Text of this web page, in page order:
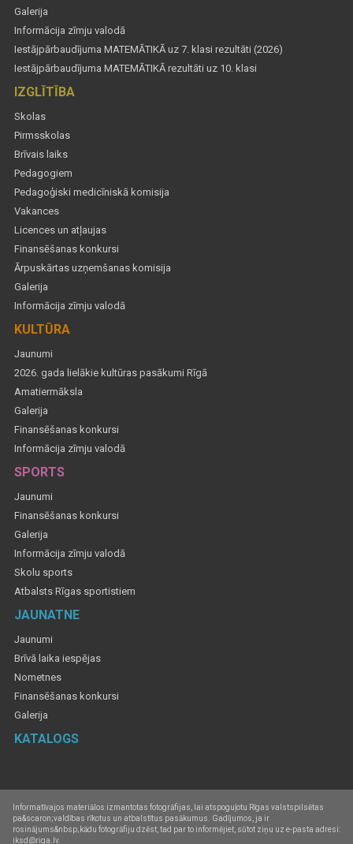
Galerija
Informācija zīmju valodā
Iestājpārbaudījuma MATEMĀTIKĀ uz 7. klasi rezultāti (2026)
Iestājpārbaudījuma MATEMĀTIKĀ rezultāti uz 10. klasi
IZGLĪTĪBA
Skolas
Pirmsskolas
Brīvais laiks
Pedagogiem
Pedagoģiski medicīniskā komisija
Vakances
Licences un atļaujas
Finansēšanas konkursi
Ārpuskārtas uzņemšanas komisija
Galerija
Informācija zīmju valodā
KULTŪRA
Jaunumi
2026. gada lielākie kultūras pasākumi Rīgā
Amatiermāksla
Galerija
Finansēšanas konkursi
Informācija zīmju valodā
SPORTS
Jaunumi
Finansēšanas konkursi
Galerija
Informācija zīmju valodā
Skolu sports
Atbalsts Rīgas sportistiem
JAUNATNE
Jaunumi
Brīvā laika iespējas
Nometnes
Finansēšanas konkursi
Galerija
KATALOGS
Informatīvajos materiālos izmantotas fotogrāfijas, lai atspoguļotu Rīgas valstspilsētas
pa&scaron;valdības rīkotus un atbalstītus pasākumus. Gadījumos, ja ir
rosinājums&nbsp;kādu fotogrāfiju dzēst, tad par to informējiet, sūtot ziņu uz e-pasta adresi:
iksd@riga.lv.